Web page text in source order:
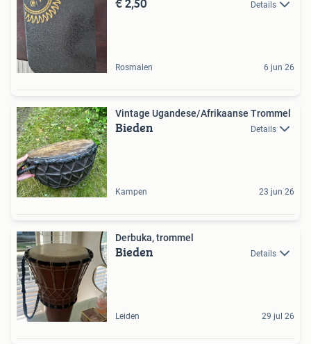
Details
Rosmalen 6 jun 26
Vintage Ugandese/Afrikaanse Trommel
Bieden Details
Kampen 23 jun 26
Derbuka, trommel
Bieden Details
Leiden 29 jul 26